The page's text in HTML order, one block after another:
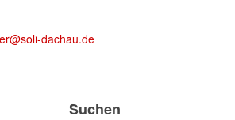
dachau.de
Suchen